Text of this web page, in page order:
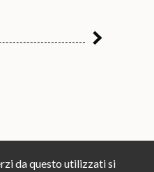
da questo utilizzati si